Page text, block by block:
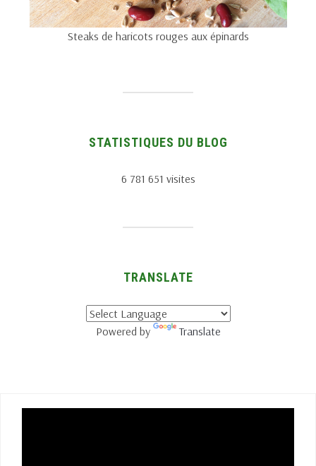
Steaks de haricots rouges aux épinards
STATISTIQUES DU BLOG
6 781 651 visites
TRANSLATE
Powered by Translate